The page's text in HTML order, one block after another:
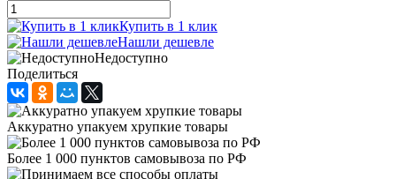
Купить в 1 клик
Нашли дешевле
Недоступно
Поделиться
Аккуратно упакуем хрупкие товары
Более 1 000 пунктов самовывоза по РФ